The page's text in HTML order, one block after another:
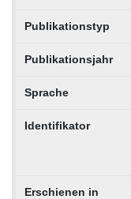
Publikationstyp
Publikationsjahr
Sprache
Identifikator
Erschienen in